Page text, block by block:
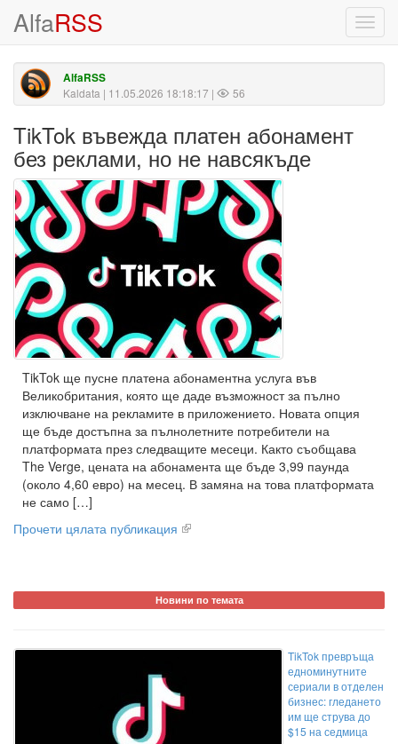
AlfaRSS
AlfaRSS
Kaldata | 11.05.2026 18:18:17 | 56
TikTok въвежда платен абонамент
без реклами, но не навсякъде
TikTok ще пусне платена абонаментна услуга във
Великобритания, която ще даде възможност за пълно
изключване на рекламите в приложението. Новата опция
ще бъде достъпна за пълнолетните потребители на
платформата през следващите месеци. Както съобщава
The Verge, цената на абонамента ще бъде 3,99 паунда
(около 4,60 евро) на месец. В замяна на това платформата
не само […]
Прочети цялата публикация
Новини по темата
TikTok превръща
едноминутните
сериали в отделен
бизнес: гледането
им ще струва до
$15 на седмица